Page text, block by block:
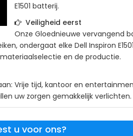
E1501 batterij.
Veiligheid eerst
Onze Gloednieuwe vervangend
ondergaat elke Dell Inspiron E1501
en de productie.
Vrije tijd, kantoor en
uw zorgen gemakkelijk verlichten.
u voor ons?